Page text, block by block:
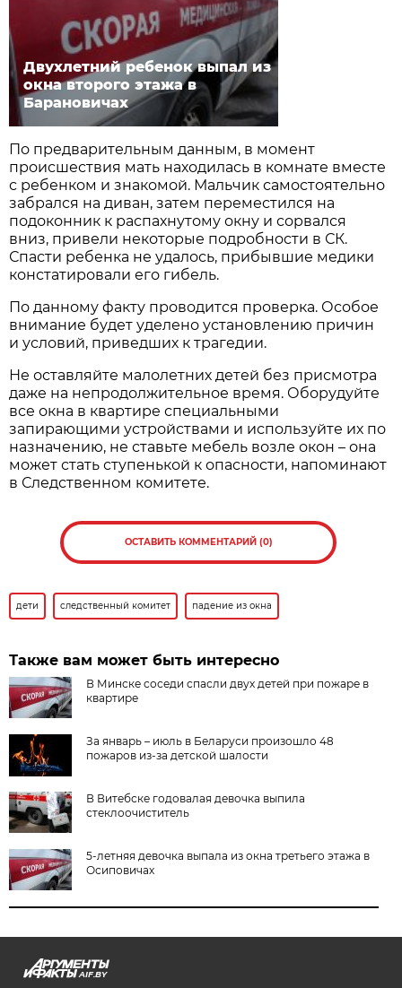
Двухлетний ребенок выпал из
окна второго этажа в
Барановичах
По предварительным данным, в момент
происшествия мать находилась в комнате вместе
с ребенком и знакомой. Мальчик самостоятельно
забрался на диван, затем переместился на
подоконник к распахнутому окну и сорвался
вниз, привели некоторые подробности в СК.
Спасти ребенка не удалось, прибывшие медики
констатировали его гибель.
По данному факту проводится проверка. Особое
внимание будет уделено установлению причин
и условий, приведших к трагедии.
Не оставляйте малолетних детей без присмотра
даже на непродолжительное время. Оборудуйте
все окна в квартире специальными
запирающими устройствами и используйте их по
назначению, не ставьте мебель возле окон – она
может стать ступенькой к опасности, напоминают
в Следственном комитете.
ОСТАВИТЬ КОММЕНТАРИЙ (0)
дети следственный комитет падение из окна
Также вам может быть интересно
В Минске соседи спасли двух детей при пожаре в
квартире
За январь – июль в Беларуси произошло 48
пожаров из-за детской шалости
В Витебске годовалая девочка выпила
стеклоочиститель
5-летняя девочка выпала из окна третьего этажа в
Осиповичах
AIF.BY